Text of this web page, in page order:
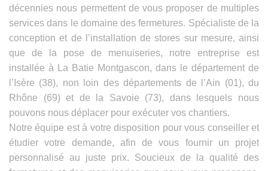
décennies nous permettent de vous proposer de multiples
services dans le domaine des fermetures. Spécialiste de la
conception et de l’installation de stores sur mesure, ainsi
que de la pose de menuiseries, notre entreprise est
installée à La Batie Montgascon, dans le département de
l’Isère (38), non loin des départements de l’Ain (01), du
Rhône (69) et de la Savoie (73), dans lesquels nous
pouvons nous déplacer pour exécuter vos chantiers.
Notre équipe est à votre disposition pour vous conseiller et
étudier votre demande, afin de vous fournir un projet
personnalisé au juste prix. Soucieux de la qualité des